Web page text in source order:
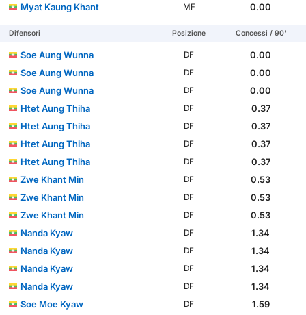
Myat Kaung Khant
MF 0.00
Difensori Posizione Concessi / 90'
Soe Aung Wunna DF
0.00
Soe Aung Wunna
DF
0.00
Soe Aung Wunna
DF
0.00
Htet Aung Thiha
DF
0.37
Htet Aung Thiha
DF
0.37
Htet Aung Thiha
DF
0.37
Htet Aung Thiha
DF
0.37
Zwe Khant Min
DF
0.53
Zwe Khant Min
DF
0.53
Zwe Khant Min
DF
0.53
Nanda Kyaw
DF
1.34
Nanda Kyaw
DF
1.34
Nanda Kyaw
DF
1.34
Nanda Kyaw
DF
1.34
Soe Moe Kyaw
DF
1.59